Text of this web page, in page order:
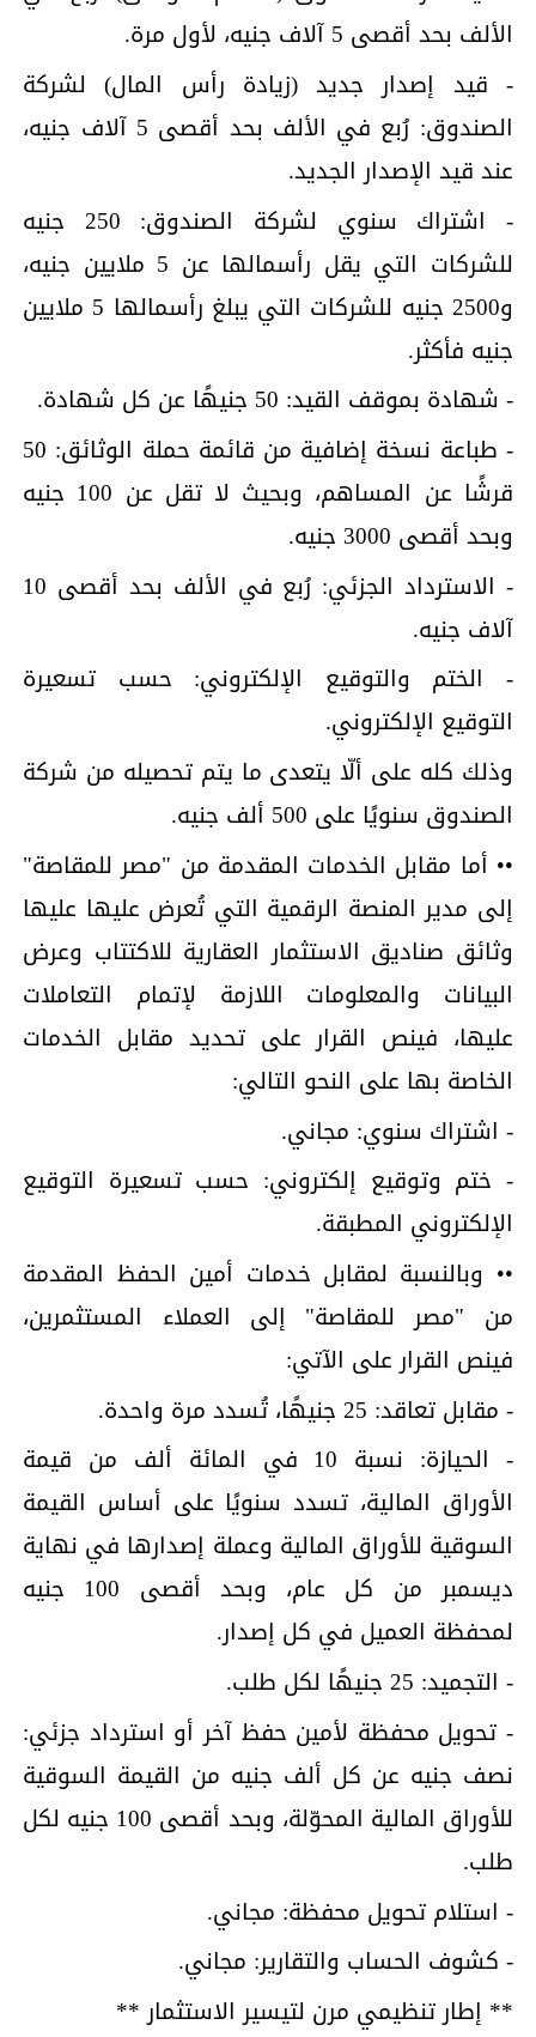
الألف بحد أقصى 5 آلاف جنيه، لأول مرة.
- قيد إصدار جديد (زيادة رأس المال) لشركة
الصندوق: رُبع في الألف بحد أقصى 5 آلاف جنيه،
عند قيد الإصدار الجديد.
- اشتراك سنوي لشركة الصندوق: 250 جنيه
للشركات التي يقل رأسمالها عن 5 ملايين جنيه،
و2500 جنيه للشركات التي يبلغ رأسمالها 5 ملايين
جنيه فأكثر.
- شهادة بموقف القيد: 50 جنيهًا عن كل شهادة.
- طباعة نسخة إضافية من قائمة حملة الوثائق: 50
قرشًا عن المساهم، وبحيث لا تقل عن 100 جنيه
وبحد أقصى 3000 جنيه.
- الاسترداد الجزئي: رُبع في الألف بحد أقصى 10
آلاف جنيه.
- الختم والتوقيع الإلكتروني: حسب تسعيرة
التوقيع الإلكتروني.
وذلك كله على ألّا يتعدى ما يتم تحصيله من شركة
الصندوق سنويًا على 500 ألف جنيه.
•• أما مقابل الخدمات المقدمة من "مصر للمقاصة"
إلى مدير المنصة الرقمية التي تُعرض عليها عليها
وثائق صناديق الاستثمار العقارية للاكتتاب وعرض
البيانات والمعلومات اللازمة لإتمام التعاملات
عليها، فينص القرار على تحديد مقابل الخدمات
الخاصة بها على النحو التالي:
- اشتراك سنوي: مجاني.
- ختم وتوقيع إلكتروني: حسب تسعيرة التوقيع
الإلكتروني المطبقة.
•• وبالنسبة لمقابل خدمات أمين الحفظ المقدمة
من "مصر للمقاصة" إلى العملاء المستثمرين،
فينص القرار على الآتي:
- مقابل تعاقد: 25 جنيهًا، تُسدد مرة واحدة.
- الحيازة: نسبة 10 في المائة ألف من قيمة
الأوراق المالية، تسدد سنويًا على أساس القيمة
السوقية للأوراق المالية وعملة إصدارها في نهاية
ديسمبر من كل عام، وبحد أقصى 100 جنيه
لمحفظة العميل في كل إصدار.
- التجميد: 25 جنيهًا لكل طلب.
- تحويل محفظة لأمين حفظ آخر أو استرداد جزئي:
نصف جنيه عن كل ألف جنيه من القيمة السوقية
للأوراق المالية المحوّلة، وبحد أقصى 100 جنيه لكل
طلب.
- استلام تحويل محفظة: مجاني.
- كشوف الحساب والتقارير: مجاني.
** إطار تنظيمي مرن لتيسير الاستثمار **